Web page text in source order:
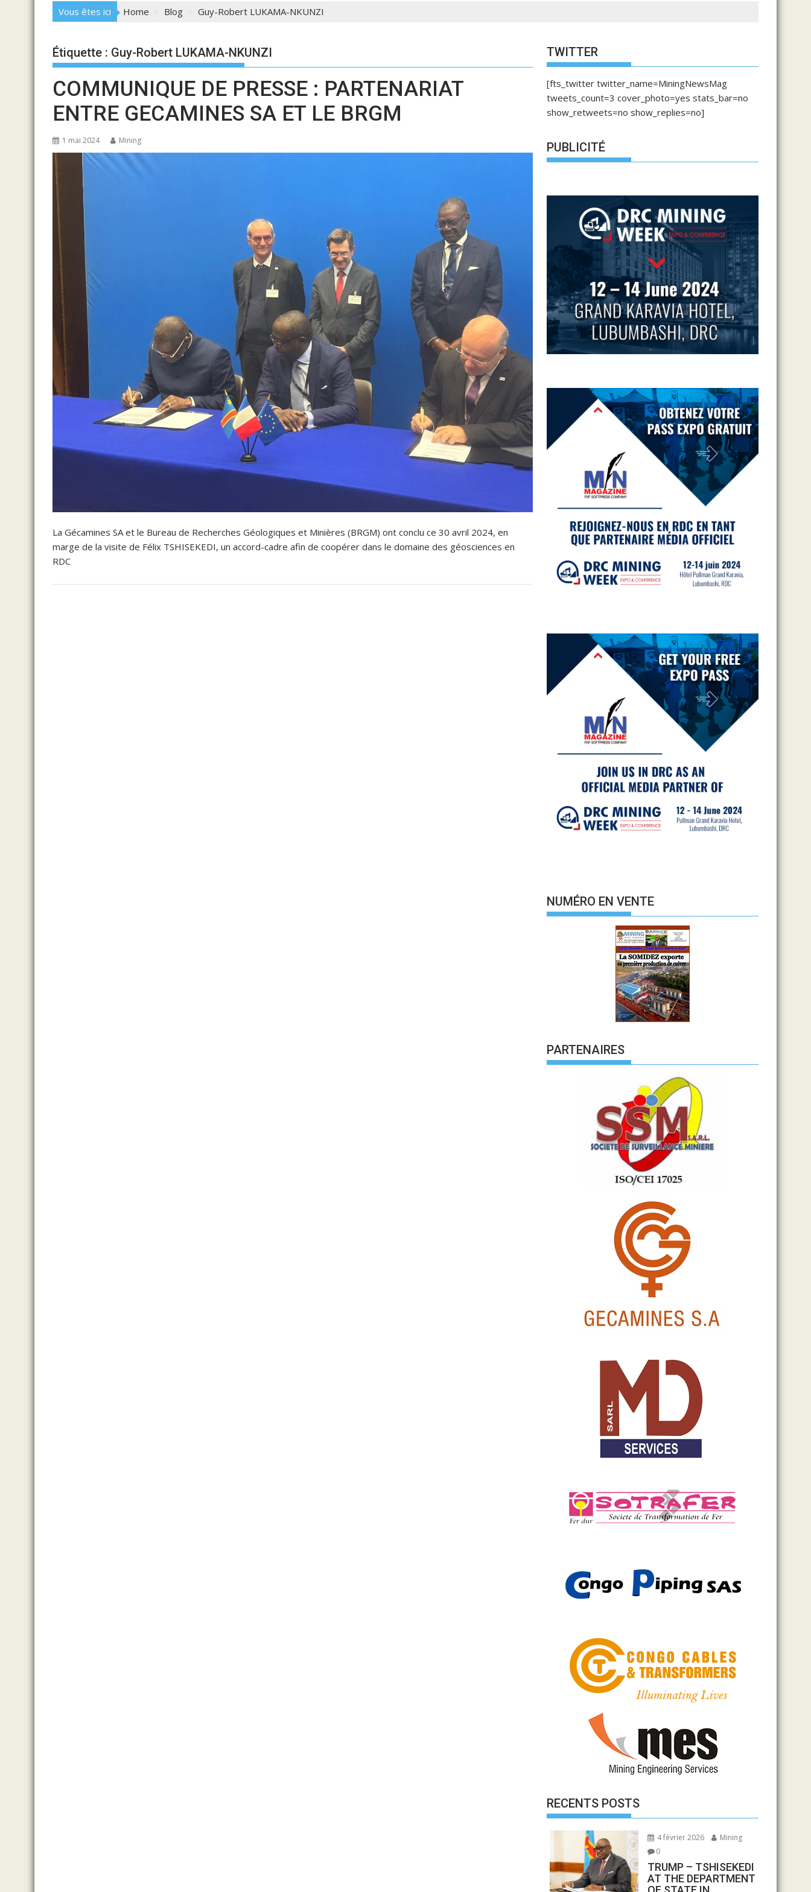
Vous êtes ici Home Blog Guy-Robert LUKAMA-NKUNZI
Étiquette : Guy-Robert LUKAMA-NKUNZI
COMMUNIQUE DE PRESSE : PARTENARIAT
ENTRE GECAMINES SA ET LE BRGM
1 mai 2024 Mining
La Gécamines SA et le Bureau de Recherches Géologiques et Minières (BRGM) ont conclu ce 30 avril 2024, en
marge de la visite de Félix TSHISEKEDI, un accord-cadre afin de coopérer dans le domaine des géosciences en
RDC
TWITTER
[fts_twitter twitter_name=MiningNewsMag
tweets_count=3 cover_photo=yes stats_bar=no
show_retweets=no show_replies=no]
PUBLICITÉ
NUMÉRO EN VENTE
PARTENAIRES
RECENTS POSTS
4 février 2026
Mining
0
TRUMP – TSHISEKEDI
AT THE DEPARTMENT